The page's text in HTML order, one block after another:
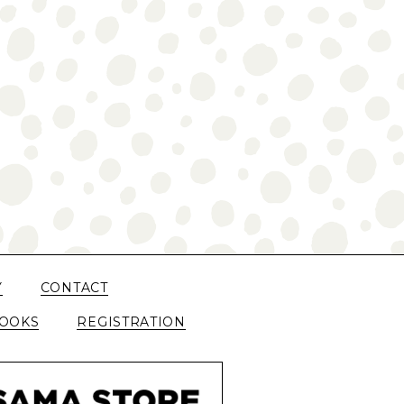
CONTACT
REGISTRATION